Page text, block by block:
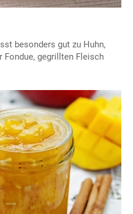
besonders gut zu Huhn,
Fondue, gegrillten Fleisch